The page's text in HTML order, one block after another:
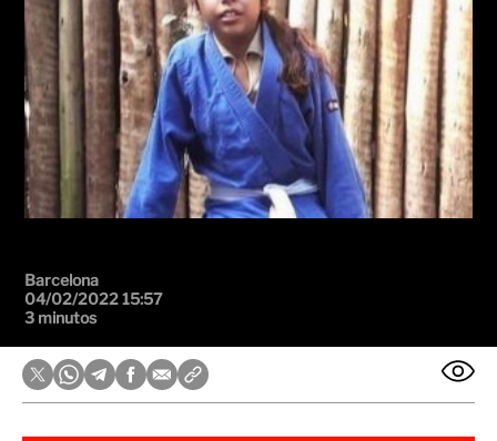
Barcelona
04/02/2022 15:57
3 minutos